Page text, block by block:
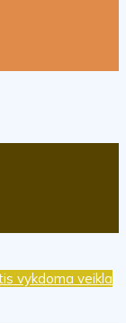
vykdoma veikla